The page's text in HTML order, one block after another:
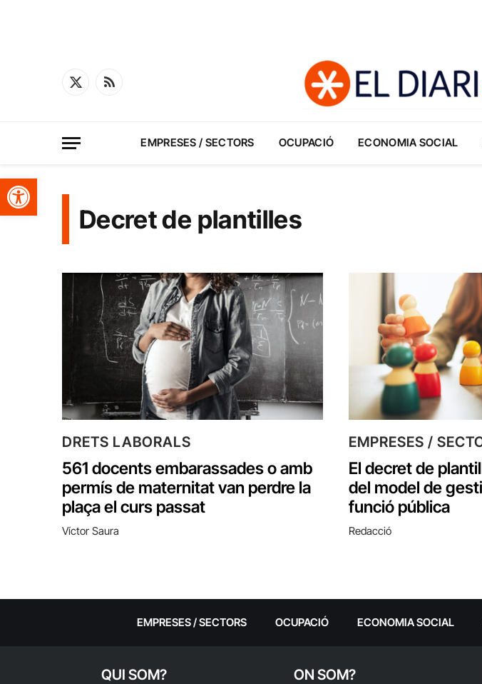
Obre la barra d'eines
X
RSS
EMPRESES / SECTORS OCUPACIÓ ECONOMIA SOCIAL
Decret de plantilles
DRETS LABORALS
561 docents embarassades o amb
permís de maternitat van perdre la
plaça el curs passat
Víctor Saura
EMPRESES /
El decret de
del model de
funció pública
Redacció
EMPRESES / SECTORS OCUPACIÓ ECONOMIA SOCIAL
QUI SOM? ON SOM?